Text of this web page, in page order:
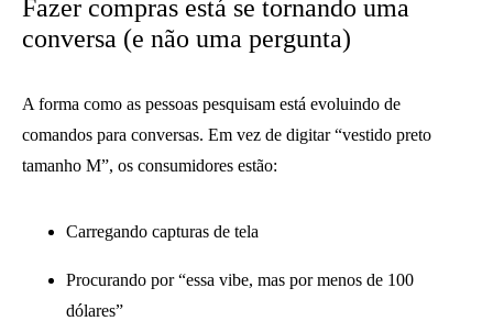
Fazer compras está se tornando uma
conversa (e não uma pergunta)
A forma como as pessoas pesquisam está evoluindo de
comandos para conversas. Em vez de digitar “vestido preto
tamanho M”, os consumidores estão:
Carregando capturas de tela
Procurando por “essa vibe, mas por menos de 100
dólares”